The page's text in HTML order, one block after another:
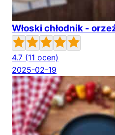
Włoski chłodnik -
4.7 (11 ocen)
2025-02-19